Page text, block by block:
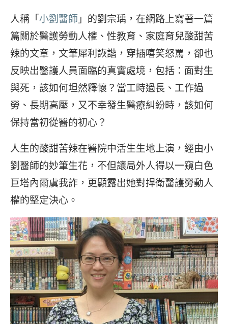
人稱「小劉醫師」的劉宗瑀，在網路上寫著一篇
篇關於醫護勞動人權、性教育、家庭育兒酸甜苦
辣的文章，文筆犀利詼諧，穿插嘻笑怒罵，卻也
反映出醫護人員面臨的真實處境，包括：面對生
與死，該如何坦然釋懷？當工時過長、工作過
勞、長期高壓，又不幸發生醫療糾紛時，該如何
保持當初從醫的初心？
人生的酸甜苦辣在醫院中活生生地上演，經由小
劉醫師的妙筆生花，不但讓局外人得以一窺白色
巨塔內爾虞我詐，更顯露出她對捍衛醫護勞動人
權的堅定決心。